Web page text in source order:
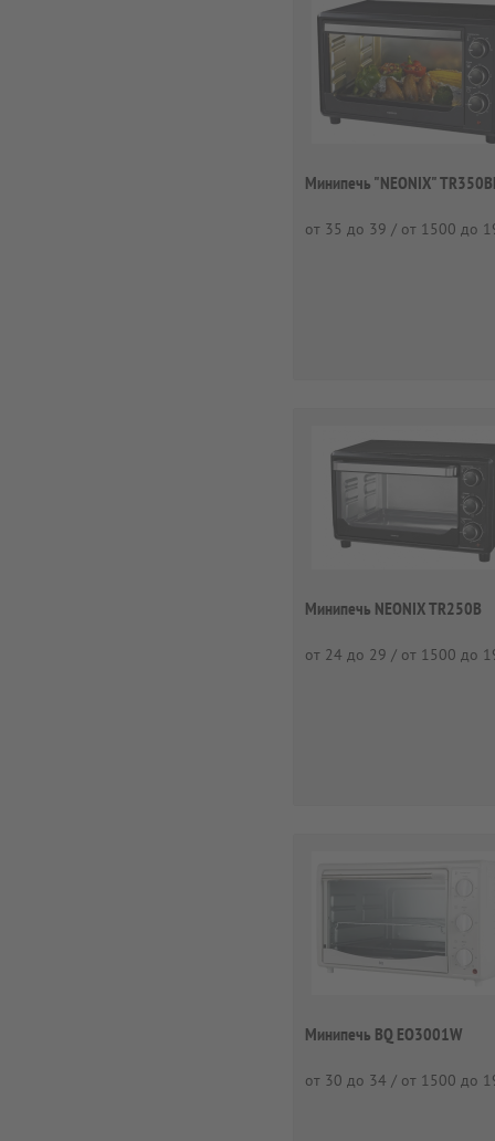
Минипечь "NEONIX"
от 35 до 39 / от 1500 до
Минипечь NEONIX TR250B
от 24 до 29 / от 1500 до
Минипечь BQ EO3001W
от 30 до 34 / от 1500 до